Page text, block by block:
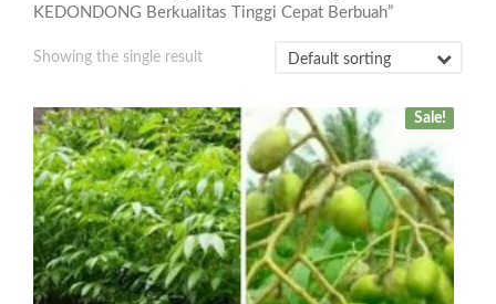
KEDONDONG Berkualitas Tinggi Cepat Berbuah”
Showing the single result
Sale!